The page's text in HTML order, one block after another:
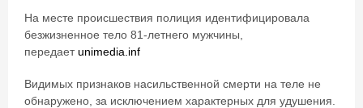
На месте происшествия полиция идентифицировала
безжизненное тело 81-летнего мужчины,
передает unimedia.inf
Видимых признаков насильственной смерти на теле не
обнаружено, за исключением характерных для удушения.